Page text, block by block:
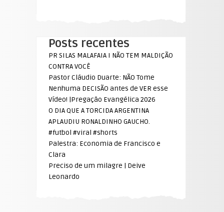
Posts recentes
PR SILAS MALAFAIA I NÃO TEM MALDIÇÃO
CONTRA VOCÊ
Pastor Cláudio Duarte: NÃO Tome
Nenhuma DECISÃO antes de VER esse
Vídeo! |Pregação Evangélica 2026
O DIA QUE A TORCIDA ARGENTINA
APLAUDIU RONALDINHO GAUCHO.
#futbol #viral #shorts
Palestra: Economia de Francisco e
Clara
Preciso de um milagre | Deive
Leonardo